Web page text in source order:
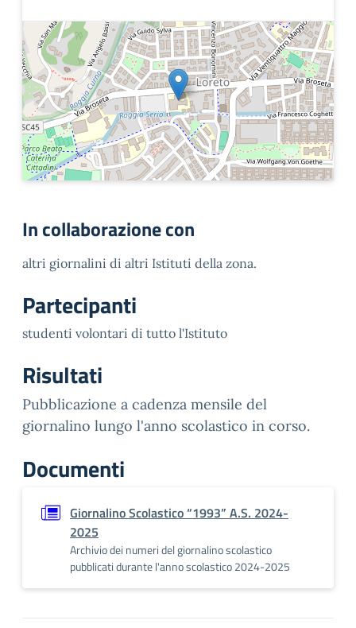
In collaborazione con
altri giornalini di altri Istituti della zona.
Partecipanti
studenti volontari di tutto l'Istituto
Risultati
Pubblicazione a cadenza mensile del
giornalino lungo l'anno scolastico in corso.
Documenti
Giornalino Scolastico “1993” A.S. 2024-
2025
Archivio dei numeri del giornalino scolastico
pubblicati durante l'anno scolastico 2024-2025